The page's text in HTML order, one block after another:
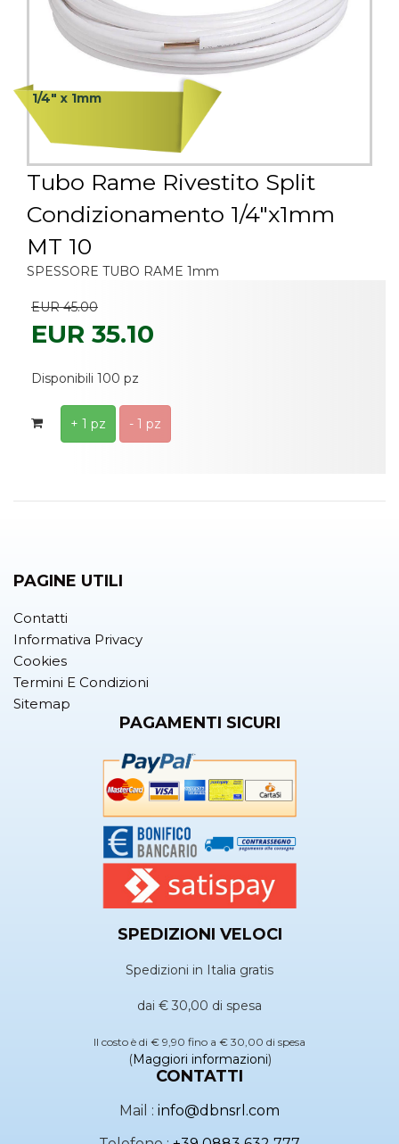
1/4" x 1mm
Tubo Rame Rivestito Split
Condizionamento 1/4"x1mm
MT 10
SPESSORE TUBO RAME 1mm
EUR 45.00
EUR 35.10
Disponibili 100 pz
+ 1 pz - 1 pz
PAGINE UTILI
Contatti
Informativa Privacy
Cookies
Termini E Condizioni
Sitemap
PAGAMENTI SICURI
SPEDIZIONI VELOCI
Spedizioni in Italia gratis
dai € 30,00 di spesa
Il costo è di € 9,90 fino a € 30,00 di spesa
(Maggiori informazioni)
CONTATTI
Mail : info@dbnsrl.com